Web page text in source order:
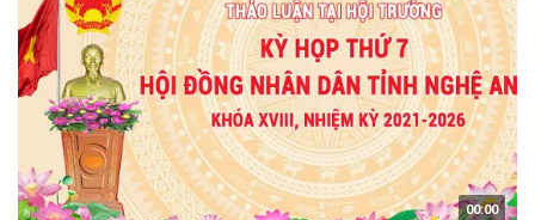
00:00